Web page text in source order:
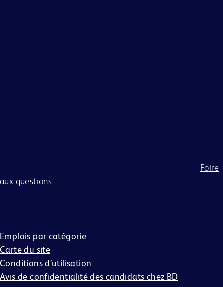
Foire
aux questions
Emplois par catégorie
Carte du site
Conditions d’utilisation
Avis de confidentialité des candidats chez BD